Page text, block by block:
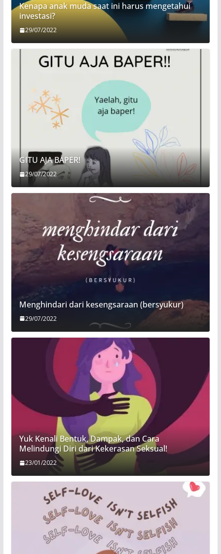
Kenapa anak muda saat ini harus mengetahui
investasi?
29/07/2022
GITU AJA BAPER!
29/07/2022
Menghindari dari kesengsaraan (bersyukur)
29/07/2022
Yuk Kenali Bentuk, Dampak, dan Cara
Melindungi Diri dari Kekerasan Seksual!
23/01/2022